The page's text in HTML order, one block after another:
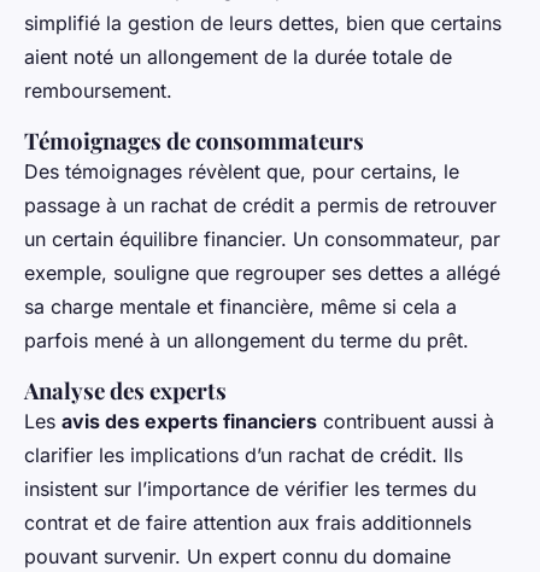
simplifié la gestion de leurs dettes, bien que certains
aient noté un allongement de la durée totale de
remboursement.
Témoignages de consommateurs
Des témoignages révèlent que, pour certains, le
passage à un rachat de crédit a permis de retrouver
un certain équilibre financier. Un consommateur, par
exemple, souligne que regrouper ses dettes a allégé
sa charge mentale et financière, même si cela a
parfois mené à un allongement du terme du prêt.
Analyse des experts
Les avis des experts financiers contribuent aussi à
clarifier les implications d’un rachat de crédit. Ils
insistent sur l’importance de vérifier les termes du
contrat et de faire attention aux frais additionnels
pouvant survenir. Un expert connu du domaine